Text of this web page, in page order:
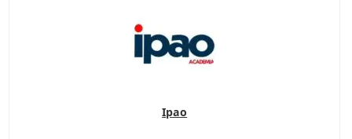
Ipao